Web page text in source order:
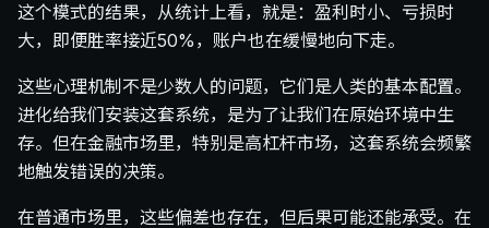
这个模式的结果，从统计上看，就是：盈利时小、亏损时
大，即便胜率接近50%，账户也在缓慢地向下走。
这些心理机制不是少数人的问题，它们是人类的基本配置。
进化给我们安装这套系统，是为了让我们在原始环境中生
存。但在金融市场里，特别是高杠杆市场，这套系统会频繁
地触发错误的决策。
在普通市场里，这些偏差也存在，但后果可能还能承受。在